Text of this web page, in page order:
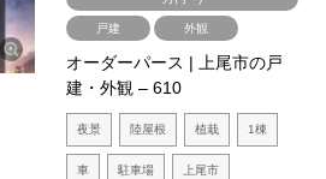
戸建 外観
オーダーパース | 上尾市の戸
建・外観 – 610
夜景 陸屋根 植栽 1棟
車 駐車場 上尾市